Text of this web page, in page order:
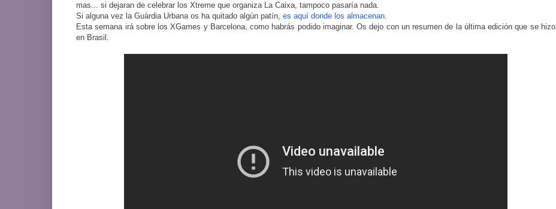
mas... si dejaran de celebrar los Xtreme que organiza La Caixa, tampoco pasaría nada.
Si alguna vez la Guàrdia Urbana os ha quitado algún patín, es aquí donde los almacenan.
Esta semana irá sobre los XGames y Barcelona, como habrás podido imaginar. Os dejo con un resumen de la última edición que se hizo
en Brasil.